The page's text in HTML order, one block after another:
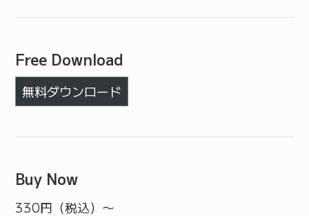
Free Download
無料ダウンロード
Buy Now
330円（税込）〜